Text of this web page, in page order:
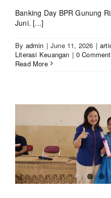
Banking Day BPR Gunung
Juni. [...]
By admin | June 11, 2026 |
Literasi Keuangan | 0
Read More